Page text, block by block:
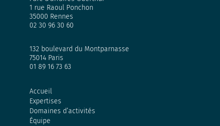
1 rue Raoul Ponchon
35000 Rennes
02 30 96 30 60
132 boulevard du Montparnasse
75014 Paris
01 89 16 73 63
Accueil
Expertises
Domaines d’activités
Équipe